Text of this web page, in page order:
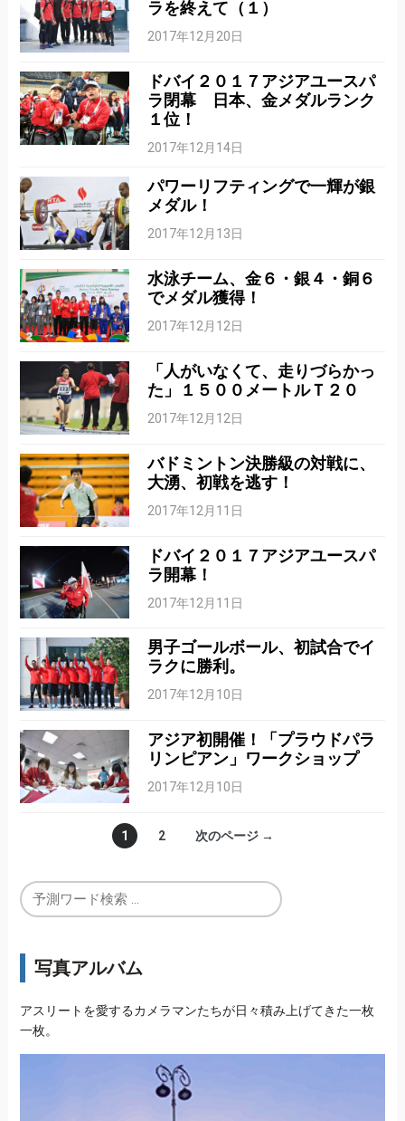
ラを終えて（１）
2017年12月20日
ドバイ２０１７アジアユースパ
ラ閉幕 日本、金メダルランク
１位！
2017年12月14日
パワーリフティングで一輝が銀
メダル！
2017年12月13日
水泳チーム、金６・銀４・銅６
でメダル獲得！
2017年12月12日
「人がいなくて、走りづらかっ
た」１５００メートルＴ２０
2017年12月12日
バドミントン決勝級の対戦に、
大湧、初戦を逃す！
2017年12月11日
ドバイ２０１７アジアユースパ
ラ開幕！
2017年12月11日
男子ゴールボール、初試合でイ
ラクに勝利。
2017年12月10日
アジア初開催！「プラウドパラ
リンピアン」ワークショップ
2017年12月10日
1 2 次のページ →
写真アルバム
アスリートを愛するカメラマンたちが日々積み上げてきた一枚
一枚。